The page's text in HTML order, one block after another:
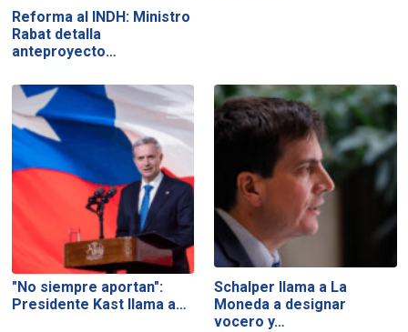
Reforma al INDH: Ministro
Rabat detalla
anteproyecto…
"No siempre aportan":
Presidente Kast llama a…
Schalper llama a La
Moneda a designar
vocero y…